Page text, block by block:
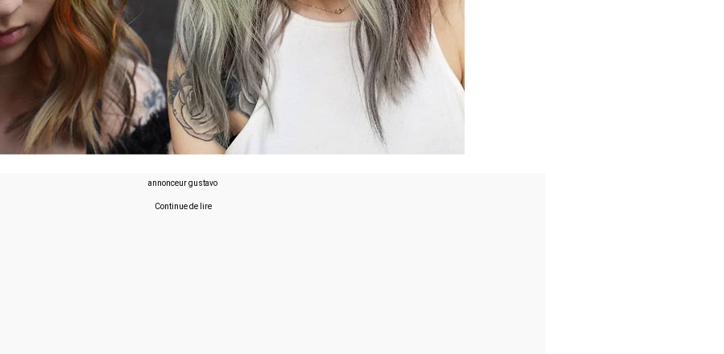
annonceur gustavo
Continue de lire